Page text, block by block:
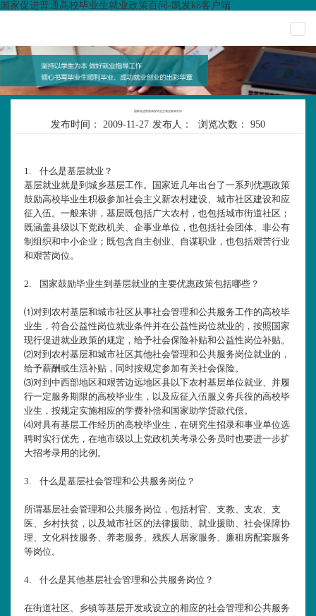
国家促进普通高校毕业生就业政策百问-凯发k8客户端
国家促进普通高校毕业生就业政策百问
发布时间： 2009-11-27 发布人： 浏览次数： 950
1.
什么是基层就业？
基层就业就是到城乡基层工作。国家近几年出台了一系列优惠政策
鼓励高校毕业生积极参加社会主义新农村建设、城市社区建设和应
征入伍。一般来讲，基层既包括广大农村，也包括城市街道社区；
既涵盖县级以下党政机关、企事业单位，也包括社会团体、非公有
制组织和中小企业；既包含自主创业、自谋职业，也包括艰苦行业
和艰苦岗位。
2. 国家鼓励毕业生到基层就业的主要优惠政策包括哪些？
⑴对到农村基层和城市社区从事社会管理和公共服务工作的高校毕
业生，符合公益性岗位就业条件并在公益性岗位就业的，按照国家
现行促进就业政策的规定，给予社会保险补贴和公益性岗位补贴。
⑵对到农村基层和城市社区其他社会管理和公共服务岗位就业的，
给予薪酬或生活补贴，同时按规定参加有关社会保险。
⑶对到中西部地区和艰苦边远地区县以下农村基层单位就业、并履
行一定服务期限的高校毕业生，以及应征入伍服义务兵役的高校毕
业生，按规定实施相应的学费补偿和国家助学贷款代偿。
⑷对具有基层工作经历的高校毕业生，在研究生招录和事业单位选
聘时实行优先，在地市级以上党政机关考录公务员时也要进一步扩
大招考录用的比例。
3. 什么是基层社会管理和公共服务岗位？
所谓基层社会管理和公共服务岗位，包括村官、支教、支农、支
医、乡村扶贫，以及城市社区的法律援助、就业援助、社会保障协
理、文化科技服务、养老服务、残疾人居家服务、廉租房配套服务
等岗位。
4. 什么是其他基层社会管理和公共服务岗位？
在街道社区、乡镇等基层开发或设立的相应的社会管理和公共服务